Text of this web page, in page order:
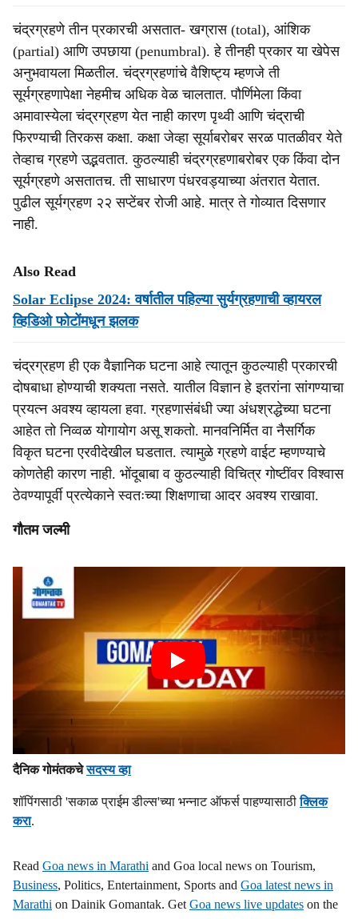
चंद्रग्रहणे तीन प्रकारची असतात- खग्रास (total), आंशिक
(partial) आणि उपछाया (penumbral). हे तीनही प्रकार या खेपेस
अनुभवायला मिळतील. चंद्रग्रहणांचे वैशिष्ट्य म्हणजे ती
सूर्यग्रहणापेक्षा नेहमीच अधिक वेळ चालतात. पौर्णिमेला किंवा
अमावास्येला चंद्रग्रहण येत नाही कारण पृथ्वी आणि चंद्राची
फिरण्याची तिरकस कक्षा. कक्षा जेव्हा सूर्याबरोबर सरळ पातळीवर येते
तेव्हाच ग्रहणे उद्भवतात. कुठल्याही चंद्रग्रहणाबरोबर एक किंवा दोन
सूर्यग्रहणे असतातच. ती साधारण पंधरवड्याच्या अंतरात येतात.
पुढील सूर्यग्रहण २२ सप्टेंबर रोजी आहे. मात्र ते गोव्यात दिसणार
नाही.
Also Read
Solar Eclipse 2024: वर्षातील पहिल्या सुर्यग्रहणाची व्हायरल
व्हिडिओ फोटोंमधून झलक
चंद्रग्रहण ही एक वैज्ञानिक घटना आहे त्यातून कुठल्याही प्रकारची
दोषबाधा होण्याची शक्यता नसते. यातील विज्ञान हे इतरांना सांगण्याचा
प्रयत्न अवश्य व्हायला हवा. ग्रहणासंबंधी ज्या अंधश्रद्धेच्या घटना
आहेत तो निव्वळ योगायोग असू शकतो. मानवनिर्मित वा नैसर्गिक
विकृत घटना एरवीदेखील घडतात. त्यामुळे ग्रहणे वाईट म्हणण्याचे
कोणतेही कारण नाही. भोंदूबाबा व कुठल्याही विचित्र गोष्टींवर विश्वास
ठेवण्यापूर्वी प्रत्येकाने स्वतःच्या शिक्षणाचा आदर अवश्य राखावा.
गौतम जल्मी
दैनिक गोमंतकचेसदस्य व्हा
शॉपिंगसाठी 'सकाळ प्राईम डील्स'च्या भन्नाट ऑफर्स पाहण्यासाठीक्लिक
करा.
Read Goa news in Marathi and Goa local news on Tourism,
Business, Politics, Entertainment, Sports and Goa latest news in
Marathi on Dainik Gomantak. Get Goa news live updates on the